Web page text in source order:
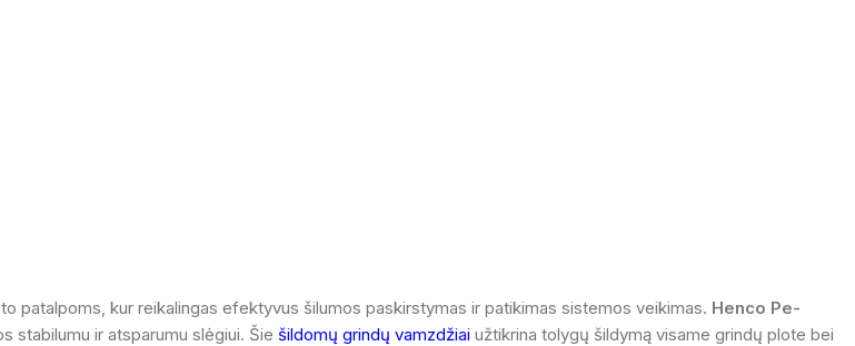
patalpoms, kur reikalingas efektyvus šilumos paskirstymas ir patikimas sistemos veikimas. Henco Pe-
stabilumu ir atsparumu slėgiui. Šie šildomų grindų vamzdžiai užtikrina tolygų šildymą visame grindų plote bei